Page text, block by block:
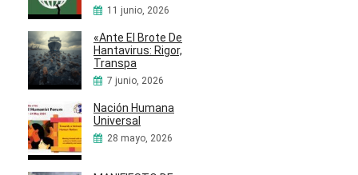
11 junio, 2026
«Ante El Brote De
Hantavirus: Rigor,
Transpa
7 junio, 2026
Nación Humana
Universal
28 mayo, 2026